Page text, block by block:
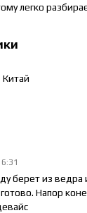
легко
Китай
берет из
Напор